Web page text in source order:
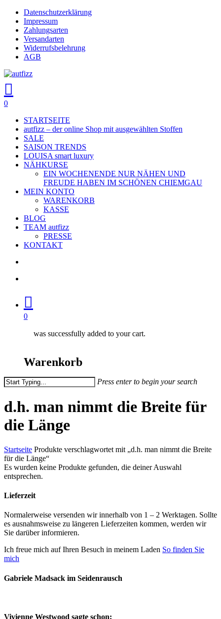
Skip
main
content
Datenschutzerklärung
Impressum
Zahlungsarten
Versandarten
Widerrufsbelehrung
AGB
search
account
0
STARTSEITE
autfizz – der online Shop mit ausgewählten Stoffen
SALE
SAISON TRENDS
LOUISA smart luxury
NÄHKURSE
EIN WOCHENENDE NUR NÄHEN UND
FREUDE HABEN IM SCHÖNEN CHIEMGAU
MEIN KONTO
WARENKORB
KASSE
BLOG
TEAM autfizz
PRESSE
KONTAKT
0
was successfully added to your cart.
Warenkorb
Press enter to begin your search
Search
d.h. man nimmt die Breite für
die Länge
Startseite Produkte verschlagwortet mit „d.h. man nimmt die Breite
für die Länge“
Es wurden keine Produkte gefunden, die deiner Auswahl
entsprechen.
Lieferzeit
Normalerweise versenden wir innerhalb von 1 – 2 Werktagen. Sollte
es ausnahmsweise zu längeren Lieferzeiten kommen, werden wir
Sie darüber informieren.
Ich freue mich auf Ihren Besuch in meinem Laden So finden Sie
mich
Gabriele Madsack im Seidenrausch
Vivienne Westwood sagte schon: